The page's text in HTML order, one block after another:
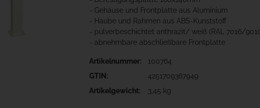
- Gehäuse und Frontplatte aus Aluminium
- Haube und Rahmen aus ABS-Kunststoff
- pulverbeschichtet anthrazit/ weiß (RAL 7016/
- abnehmbare abschließbare Frontplatte
Artikelnummer:
100764
GTIN:
4251709367949
Artikelgewicht:
3,45 kg